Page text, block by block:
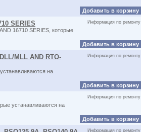
Добавить в корзину
SERIES
16710 SERIES, которые
Информация по ремонту
Добавить в корзину
MLL AND RTO-
на
Информация по ремонту
Добавить в корзину
устанавливаются на
Информация по ремонту
Добавить в корзину
Информация по ремонту